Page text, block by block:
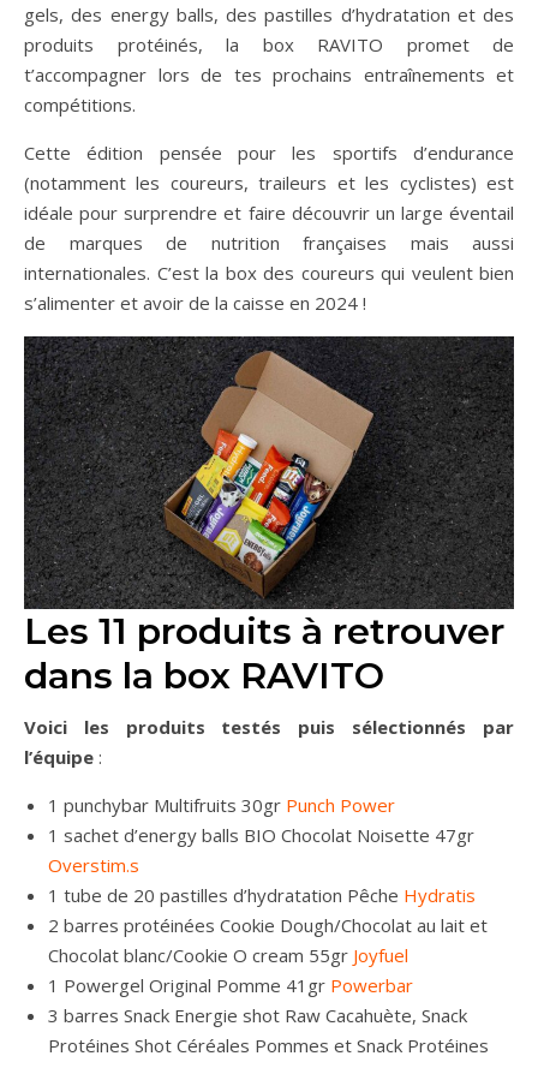
gels, des energy balls, des pastilles d’hydratation et des
produits protéinés, la box RAVITO promet de
t’accompagner lors de tes prochains entraînements et
compétitions.
Cette édition pensée pour les sportifs d’endurance
(notamment les coureurs, traileurs et les cyclistes) est
idéale pour surprendre et faire découvrir un large éventail
de marques de nutrition françaises mais aussi
internationales. C’est la box des coureurs qui veulent bien
s’alimenter et avoir de la caisse en 2024 !
Les 11 produits à retrouver
dans la box RAVITO
Voici les produits testés puis sélectionnés par
l’équipe :
1 punchybar Multifruits 30gr Punch Power
1 sachet d’energy balls BIO Chocolat Noisette 47gr
Overstim.s
1 tube de 20 pastilles d’hydratation Pêche Hydratis
2 barres protéinées Cookie Dough/Chocolat au lait et
Chocolat blanc/Cookie O cream 55gr Joyfuel
1 Powergel Original Pomme 41gr Powerbar
3 barres Snack Energie shot Raw Cacahuète, Snack
Protéines Shot Céréales Pommes et Snack Protéines